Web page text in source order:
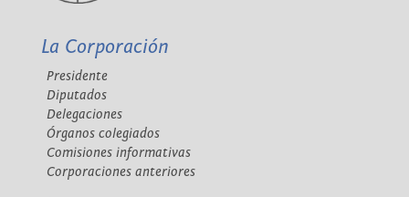
La Corporación
Presidente
Diputados
Delegaciones
Órganos colegiados
Comisiones informativas
Corporaciones anteriores